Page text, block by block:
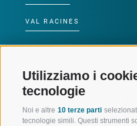
Utilizziamo i
tecnologie
Noi e altre 10 terze parti
tecnologie simili. Questi strumenti
VAL RACINES
VAL RIDANNA
IMPIANTI DI RISALITA
SCUOLA DI SCI RACINES